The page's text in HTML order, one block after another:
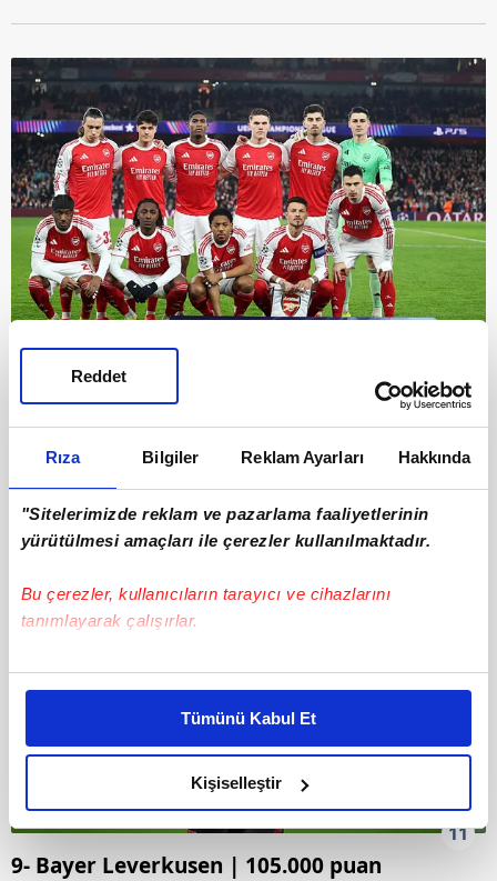
Rıza Bilgiler Reklam Ayarları Hakkında
"Sitelerimizde reklam ve pazarlama faaliyetlerinin
yürütülmesi amaçları ile çerezler kullanılmaktadır.
Bu çerezler, kullanıcıların tarayıcı ve cihazlarını
tanımlayarak çalışırlar.
Bu çerezlere izin vermeniz halinde sizlere özel
daha iyi reklam deneyimi yaşatabiliriz. Bunu yaparken
amacımızın size daha iyi bir reklam deneyimi sunmak
olduğunu ve sizlere en iyi içerikleri sunabilmek adına
elimizden gelen çabayı gösterdiğimizi ve bu noktada,
reklamların maliyetlerimizi karşılamak noktasında tek gelir
kalemimiz olduğunu sizlere hatırlatmak isteriz.
Tümünü Kabul Et
Kişiselleştir
Reddet 10
8- Arsenal | 107.500 puan
11
9- Bayer Leverkusen | 105.000 puan